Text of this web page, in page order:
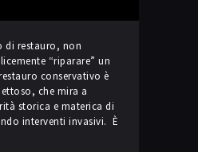
di restauro, non
“riparare” un
conservativo è
che mira a
storica e materica di
interventi invasivi. È